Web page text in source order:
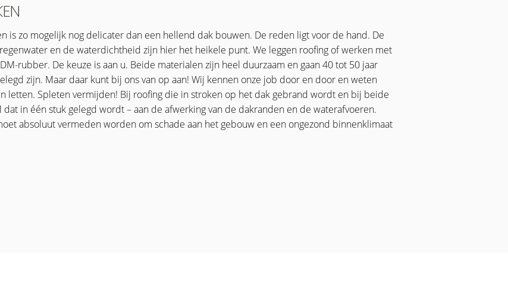
is zo mogelijk nog delicater dan een hellend dak bouwen. De reden ligt voor de hand. De
en de waterdichtheid zijn hier het heikele punt. We leggen roofing of werken met
rubber. De keuze is aan u. Beide materialen zijn heel duurzaam en gaan 40 tot 50 jaar
zijn. Maar daar kunt bij ons van op aan! Wij kennen onze job door en door en weten
letten. Spleten vermijden! Bij roofing die in stroken op het dak gebrand wordt en bij beide
dat in één stuk gelegd wordt – aan de afwerking van de dakranden en de waterafvoeren.
absoluut vermeden worden om schade aan het gebouw en een ongezond binnenklimaat